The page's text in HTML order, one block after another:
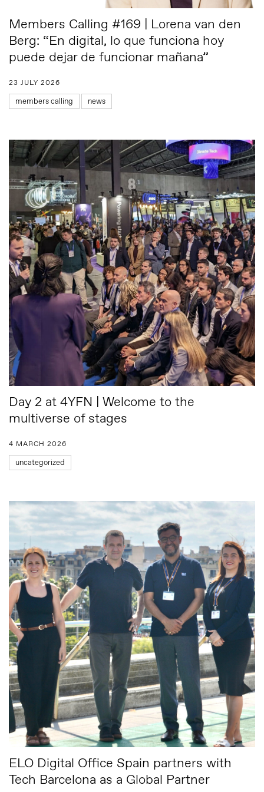
Members Calling #169 | Lorena van den
Berg: “En digital, lo que funciona hoy
puede dejar de funcionar mañana”
23 JULY 2026
members calling news
Day 2 at 4YFN | Welcome to the
multiverse of stages
4 MARCH 2026
uncategorized
ELO Digital Office Spain partners with
Tech Barcelona as a Global Partner